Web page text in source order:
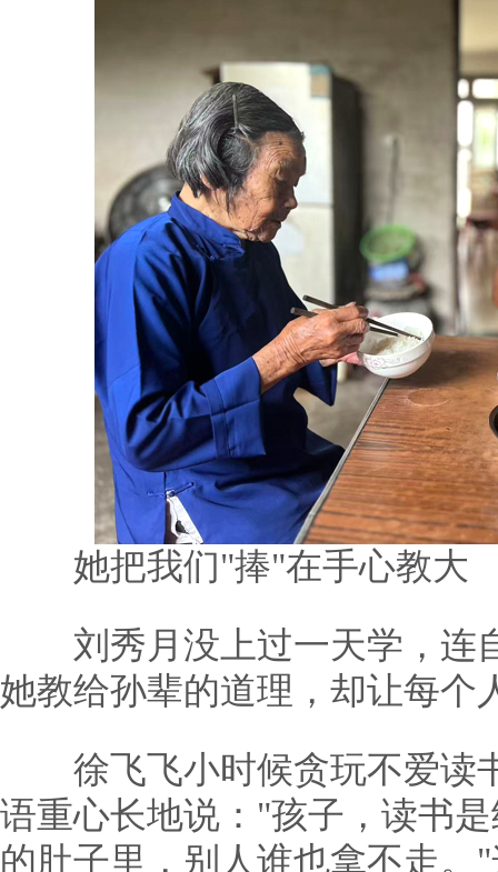
她把我们"捧"在手心教大
刘秀月没上过一天学，连
她教给孙辈的道理，却让每个
徐飞飞小时候贪玩不爱读
语重心长地说："孩子，读书
的肚子里，别人谁也拿不走。